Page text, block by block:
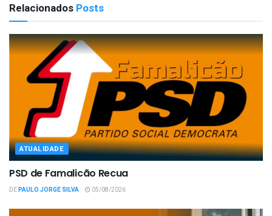
Relacionados Posts
ATUALIDADE
PSD de Famalicão Recua
DEPAULO JORGE SILVA 05/08/2026